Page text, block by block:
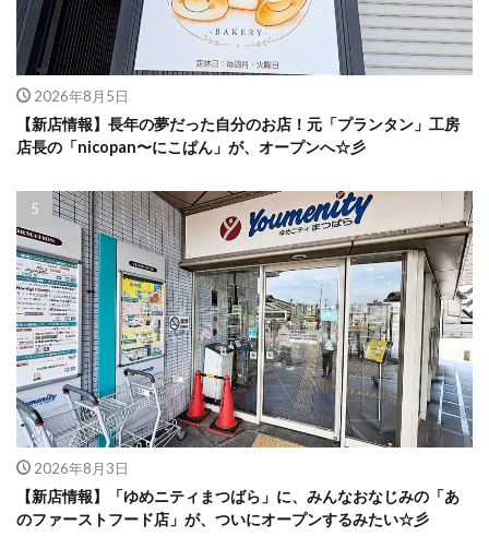
2026年8月5日
【新店情報】長年の夢だった自分のお店！元「プランタン」工房
店長の「nicopan〜にこぱん」が、オープンへ☆彡
2026年8月3日
【新店情報】「ゆめニティまつばら」に、みんなおなじみの「あ
のファーストフード店」が、ついにオープンするみたい☆彡